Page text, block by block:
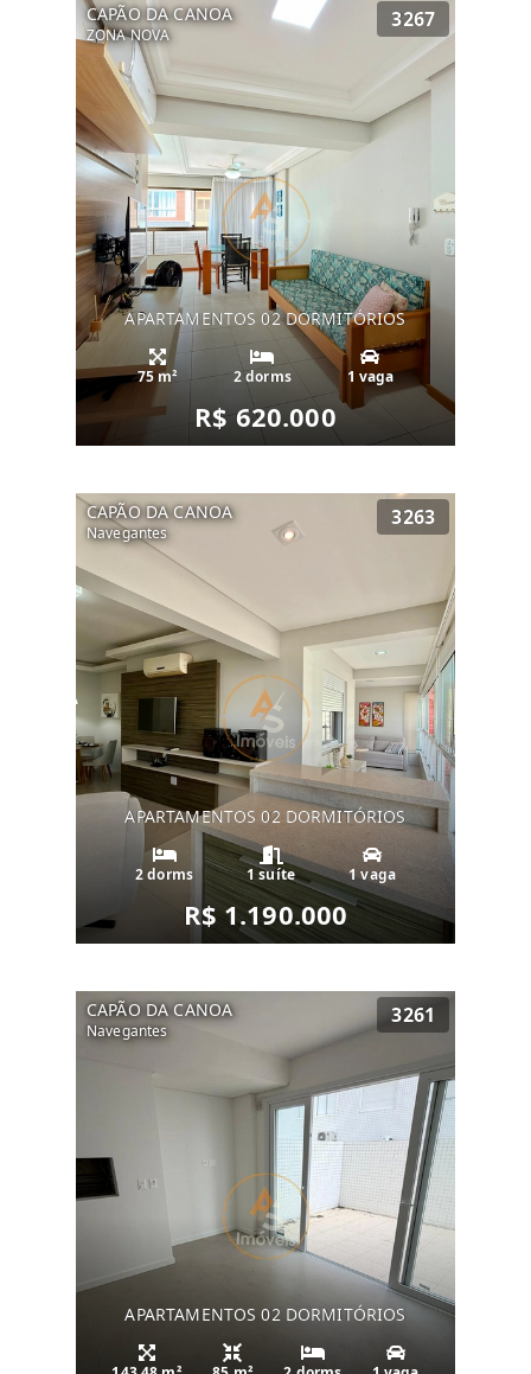
CAPÃO DA CANOA
ZONA NOVA
3267
APARTAMENTOS 02 DORMITÓRIOS
75 m² 2 dorms 1 vaga
R$ 620.000
CAPÃO DA CANOA
Navegantes
3263
APARTAMENTOS 02 DORMITÓRIOS
2 dorms 1 suíte 1 vaga
R$ 1.190.000
CAPÃO DA CANOA
Navegantes
3261
APARTAMENTOS 02 DORMITÓRIOS